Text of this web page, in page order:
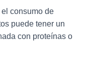
consumo de
puede tener un
con proteínas o